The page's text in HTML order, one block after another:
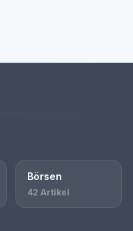
Börsen
42 Artikel